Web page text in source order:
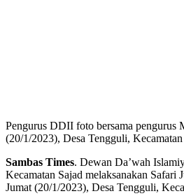
Pengurus DDII foto bersama pengurus
(20/1/2023), Desa Tengguli, Kecamatan
Sambas Times. Dewan Da’wah
Kecamatan Sajad melaksanakan Safari
Jumat (20/1/2023), Desa Tengguli,